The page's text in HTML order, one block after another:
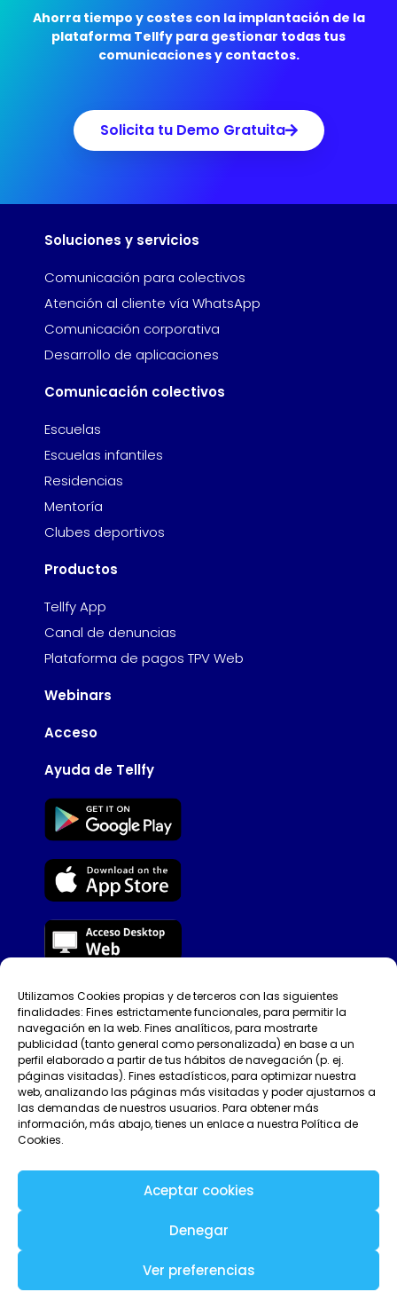
Utilizamos Cookies propias y de terceros con las siguientes
finalidades: Fines estrictamente funcionales, para permitir la
navegación en la web. Fines analíticos, para mostrarte
publicidad (tanto general como personalizada) en base a un
perfil elaborado a partir de tus hábitos de navegación (p. ej.
páginas visitadas). Fines estadísticos, para optimizar nuestra
web, analizando las páginas más visitadas y poder ajustarnos a
las demandas de nuestros usuarios. Para obtener más
información, más abajo, tienes un enlace a nuestra Política de
Cookies.
Aceptar cookies
Denegar
Ver preferencias
Ahorra tiempo y costes con la implantación de la
plataforma Tellfy para gestionar todas tus
comunicaciones y contactos.
Solicita tu Demo Gratuita
Soluciones y servicios
Comunicación para colectivos
Atención al cliente vía WhatsApp
Comunicación corporativa
Desarrollo de aplicaciones
Comunicación colectivos
Escuelas
Escuelas infantiles
Residencias
Mentoría
Clubes deportivos
Productos
Tellfy App
Canal de denuncias
Plataforma de pagos TPV Web
Webinars
Acceso
Ayuda de Tellfy
©Tellfy 2026
Política de Privacidad
Condiciones de uso
Aviso legal
Estado del servicio
Política de Cookies (UE)
Español English Català